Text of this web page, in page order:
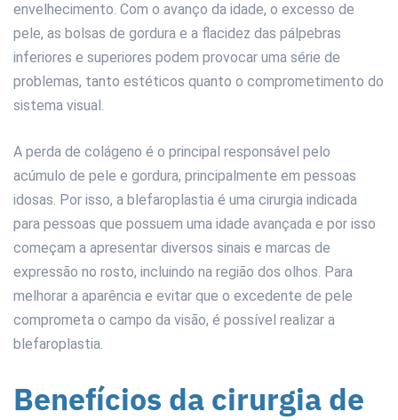
envelhecimento. Com o avanço da idade, o excesso de
pele, as bolsas de gordura e a ﬂacidez das pálpebras
inferiores e superiores podem provocar uma série de
problemas, tanto estéticos quanto o comprometimento do
sistema visual.
A perda de colágeno é o principal responsável pelo
acúmulo de pele e gordura, principalmente em pessoas
idosas. Por isso, a blefaroplastia é uma cirurgia indicada
para pessoas que possuem uma idade avançada e por isso
começam a apresentar diversos sinais e marcas de
expressão no rosto, incluindo na região dos olhos. Para
melhorar a aparência e evitar que o excedente de pele
comprometa o campo da visão, é possível realizar a
blefaroplastia.
Benefícios da cirurgia de